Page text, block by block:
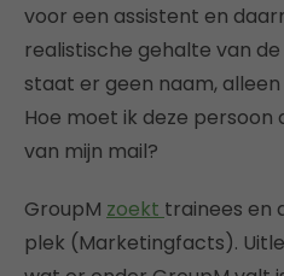
voor een assistent en
realistische gehalte van
staat er geen naam,
Hoe moet ik deze persoon
van mijn mail?
GroupM zoekt trainees en
plek (Marketingfacts).